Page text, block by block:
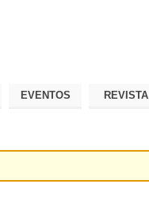
EVENTOS REVISTA